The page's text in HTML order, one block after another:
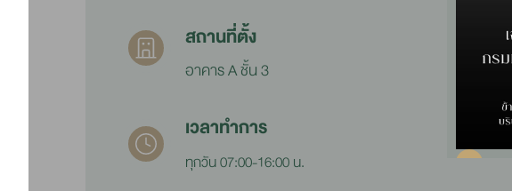
สถานที่ตั้ง
อาคาร A ชั้น 3
เวลาทำการ
ทุกวัน 07:00-16:00 น.